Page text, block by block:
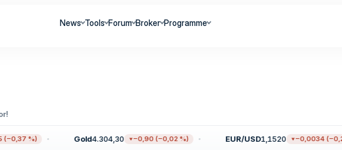
News Tools Forum Broker Programme
%) Gold4.304,30 −0,90 (−0,02 %) EUR/USD1,1520 −0,0034